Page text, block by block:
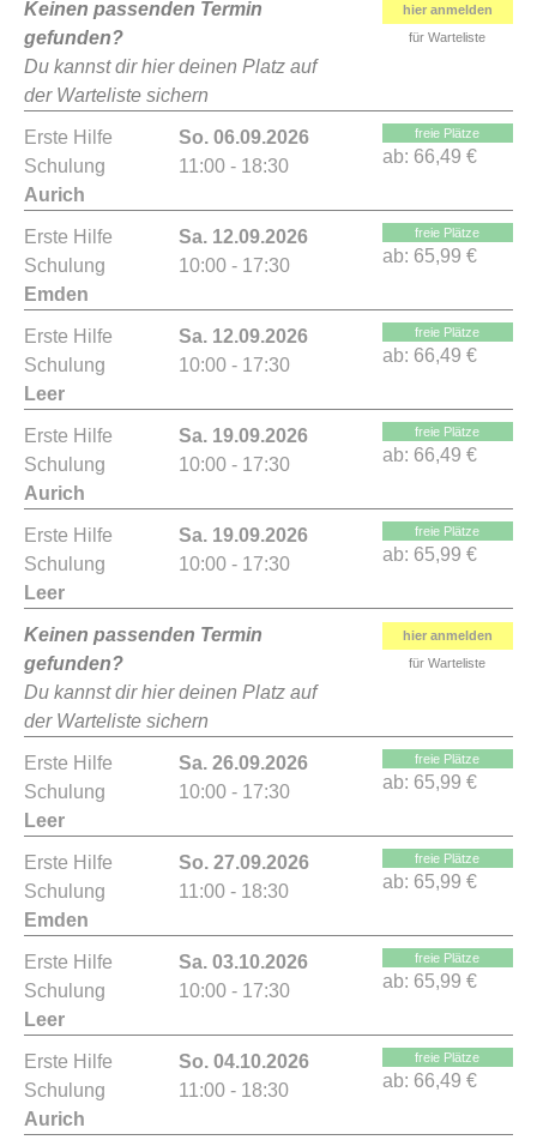
Keinen passenden Termin
gefunden?
Du kannst dir hier deinen Platz auf
der Warteliste sichern
hier anmelden
für Warteliste
Erste Hilfe
Schulung
Aurich
So. 06.09.2026
11:00 - 18:30
freie Plätze
ab: 66,49 €
Erste Hilfe
Schulung
Emden
Sa. 12.09.2026
10:00 - 17:30
freie Plätze
ab: 65,99 €
Erste Hilfe
Schulung
Leer
Sa. 12.09.2026
10:00 - 17:30
freie Plätze
ab: 66,49 €
Erste Hilfe
Schulung
Aurich
Sa. 19.09.2026
10:00 - 17:30
freie Plätze
ab: 66,49 €
Erste Hilfe
Schulung
Leer
Sa. 19.09.2026
10:00 - 17:30
freie Plätze
ab: 65,99 €
Keinen passenden Termin
gefunden?
Du kannst dir hier deinen Platz auf
der Warteliste sichern
hier anmelden
für Warteliste
Erste Hilfe
Schulung
Leer
Sa. 26.09.2026
10:00 - 17:30
freie Plätze
ab: 65,99 €
Erste Hilfe
Schulung
Emden
So. 27.09.2026
11:00 - 18:30
freie Plätze
ab: 65,99 €
Erste Hilfe
Schulung
Leer
Sa. 03.10.2026
10:00 - 17:30
freie Plätze
ab: 65,99 €
Erste Hilfe
Schulung
Aurich
So. 04.10.2026
11:00 - 18:30
freie Plätze
ab: 66,49 €